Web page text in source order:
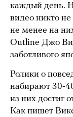
каждый день.
видео никто
не менее на
Outline Джо
заботливого
Ролики о
набирают 30-
из них достиг
Как пишет